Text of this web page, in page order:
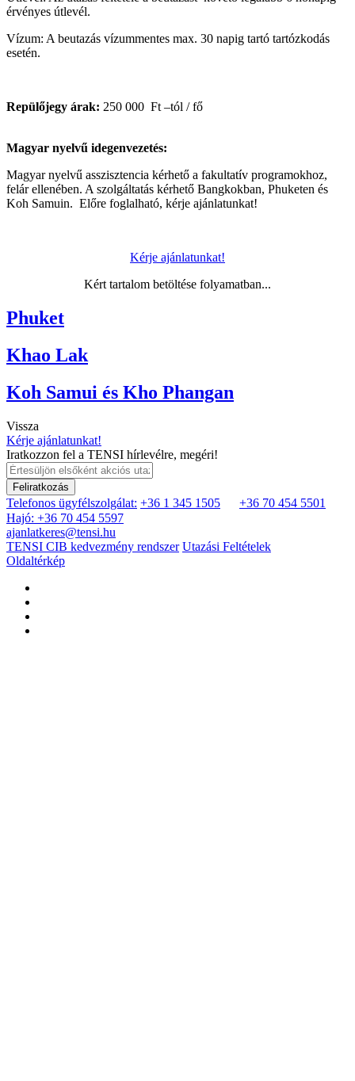
érvényes útlevél.
Vízum: A beutazás vízummentes max. 30 napig tartó tartózkodás
esetén.
Repülőjegy árak: 250 000 Ft –tól / fő
Magyar nyelvű idegenvezetés:
Magyar nyelvű asszisztencia kérhető a fakultatív programokhoz,
felár ellenében. A szolgáltatás kérhető Bangkokban, Phuketen és
Koh Samuin. Előre foglalható, kérje ajánlatunkat!
Kérje ajánlatunkat!
Kért tartalom betöltése folyamatban...
Phuket
Khao Lak
Koh Samui és Kho Phangan
Vissza
Kérje ajánlatunkat!
Iratkozzon fel a TENSI hírlevélre, megéri!
Feliratkozás
Telefonos ügyfélszolgálat: +36 1 345 1505
+36 70 454 5501
Hajó: +36 70 454 5597
ajanlatkeres@tensi.hu
TENSI CIB kedvezmény rendszer Utazási Feltételek
Oldaltérkép